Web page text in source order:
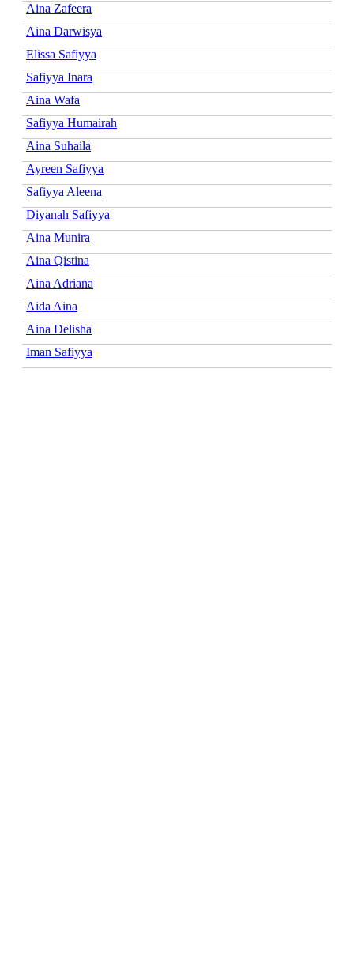
Aina Zafeera
Aina Darwisya
Elissa Safiyya
Safiyya Inara
Aina Wafa
Safiyya Humairah
Aina Suhaila
Ayreen Safiyya
Safiyya Aleena
Diyanah Safiyya
Aina Munira
Aina Qistina
Aina Adriana
Aida Aina
Aina Delisha
Iman Safiyya